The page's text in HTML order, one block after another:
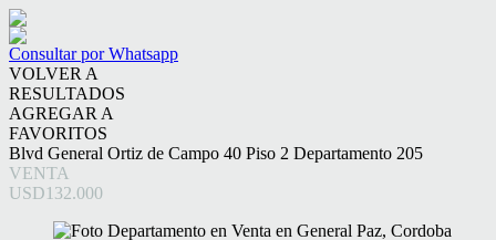
Consultar por Whatsapp
VOLVER A
RESULTADOS
AGREGAR A
FAVORITOS
Blvd General Ortiz de Campo 40 Piso 2 Departamento 205
VENTA
USD132.000